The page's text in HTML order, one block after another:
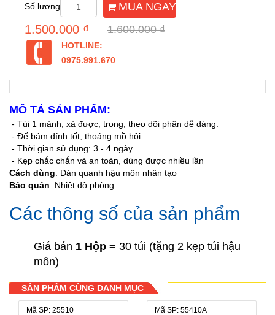
Số lượng MUA NGAY
1.500.000 ₫ 1.600.000 ₫
HOTLINE:
0975.991.670
MÔ TẢ SẢN PHẨM:
- Túi 1 mảnh, xả được, trong, theo dõi phân dễ dàng.
- Đế bám dính tốt, thoáng mồ hôi
- Thời gian sử dụng: 3 - 4 ngày
- Kẹp chắc chắn và an toàn, dùng được nhiều lần
Cách dùng: Dán quanh hậu môn nhân tạo
Bảo quản: Nhiệt độ phòng
Các thông số của sản phẩm
Giá bán 1 Hộp = 30 túi (tặng 2 kẹp túi hậu
môn)
SẢN PHẨM CÙNG DANH MỤC
Mã SP: 25510 Mã SP: 55410A